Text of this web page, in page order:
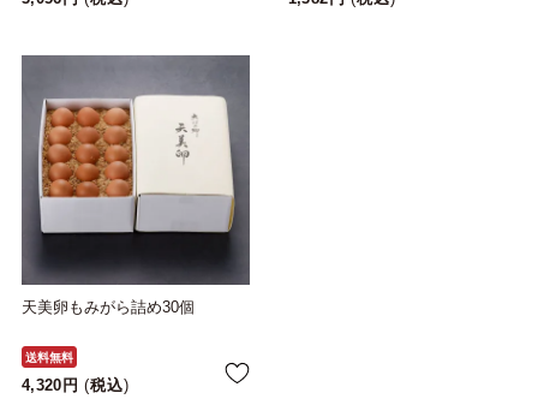
天美卵もみがら詰め30個
送料無料
4,320 税込